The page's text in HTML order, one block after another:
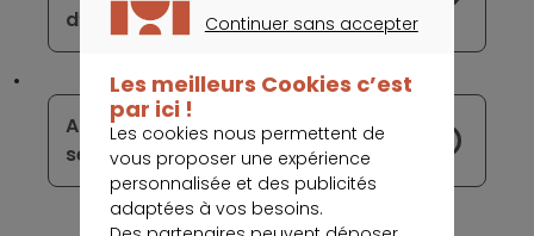
d’incidents bancaires
Afrique : vers la vulgarisation des
services d’argent mobile
Continuer sans accepter
Les meilleurs Cookies c’est
par ici !
Les cookies nous permettent de
vous proposer une expérience
personnalisée et des publicités
adaptées à vos besoins.